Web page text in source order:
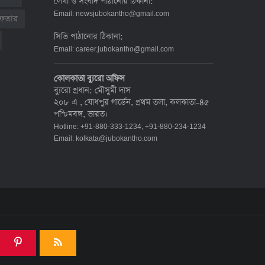
দেশে করোনায় মৃত্যু ও শনাক্ত কমেছে
৬ জুলাই ২০২২, ১৯:০২
হাজার ৯৯৮
৫ জুলাই ২০২২, ১৮:৪৭
করোনায় ২৪ ঘণ্টায় মৃত্যু ১২, শনাক্ত দুই
Email: newsjubokantho@gmail.com
সিভি পাঠানোর ঠিকানা:
Email: career.jubokantho@gmail.com
কোলকাতা ব্যুরো অফিস
ব্যুরো প্রধান: মৌসুমী দাস
২০৮ এ , যোধপুর গার্ডেন, প্রথম তলা, কলকাতা-৪৫
পশ্চিমবঙ্গ, ভারত।
Hotline: +91-880-333-1234, +91-880-234-1234
Email: kolkata@jubokantho.com